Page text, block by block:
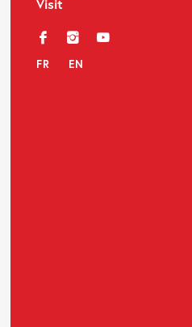
Visit
f i y
FR EN